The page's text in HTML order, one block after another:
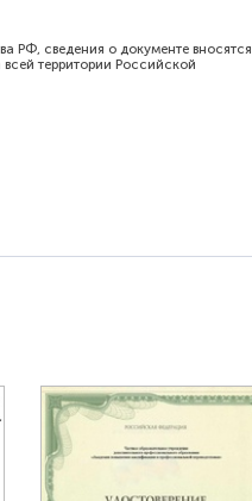
РФ, сведения о документе вносятся
территории Российской